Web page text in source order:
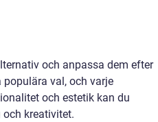
och anpassa dem efter
populära val, och varje
och estetik kan du
kreativitet.